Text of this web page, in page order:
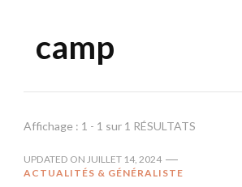
camp
Affichage : 1 - 1 sur 1 RÉSULTATS
UPDATED ON JUILLET 14, 2024
ACTUALITÉS & GÉNÉRALISTE